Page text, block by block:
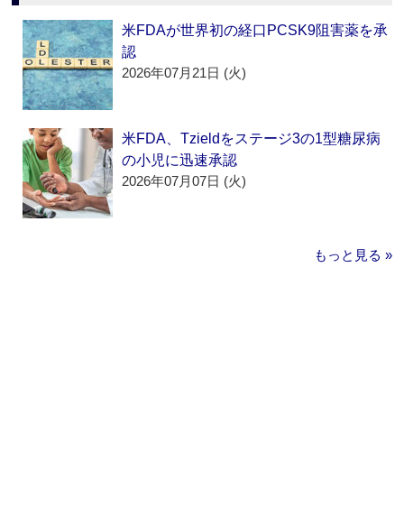
米FDAが世界初の経口PCSK9阻害薬を承
認
2026年07月21日 (火)
米FDA、Tzieldをステージ3の1型糖尿病
の小児に迅速承認
2026年07月07日 (火)
もっと見る »